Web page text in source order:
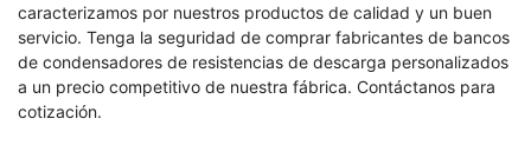
caracterizamos por nuestros productos de calidad y un buen
servicio. Tenga la seguridad de comprar fabricantes de bancos
de condensadores de resistencias de descarga personalizados
a un precio competitivo de nuestra fábrica. Contáctanos para
cotización.